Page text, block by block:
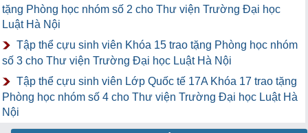
tặng Phòng học nhóm số 2 cho Thư viện Trường Đại học
Luật Hà Nội
Tập thể cựu sinh viên Khóa 15 trao tặng Phòng học nhóm
số 3 cho Thư viện Trường Đại học Luật Hà Nội
Tập thể cựu sinh viên Lớp Quốc tế 17A Khóa 17 trao tặng
Phòng học nhóm số 4 cho Thư viện Trường Đại học Luật Hà
Nội